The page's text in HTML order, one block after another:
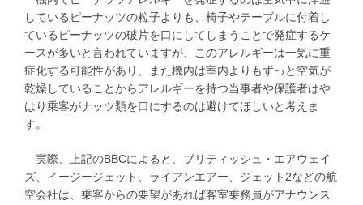
しているピーナッツの粒子よりも、椅子やテーブルに付着し
ているピーナッツの破片を口にしてしまうことで発症するケ
ースが多いと言われていますが、このアレルギーは一気に重
症化する可能性があり、また機内は室内よりもずっと空気が
乾燥していることからアレルギーを持つ当事者や保護者はや
はり乗客がナッツ類を口にするのは避けてほしいと考えま
す。
実際、上記のBBCによると、ブリティッシュ・エアウェイ
ズ、イージージェット、ライアンエアー、ジェット2などの航
空会社は、乗客からの要望があれば客室乗務員がアナウンス